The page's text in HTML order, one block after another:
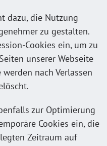
dazu, die Nutzung
zu gestalten.
Cookies ein, um zu
unserer Webseite
nach Verlassen
zur Optimierung
Cookies ein, die
Zeitraum auf